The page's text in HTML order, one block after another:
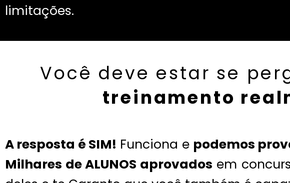
limitações.
Você deve estar se
treinamento
A resposta é SIM! Funciona e podemos
Milhares de ALUNOS aprovados em